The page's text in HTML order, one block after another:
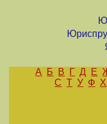
А Б В Г Д Е
С Т У Ф Х